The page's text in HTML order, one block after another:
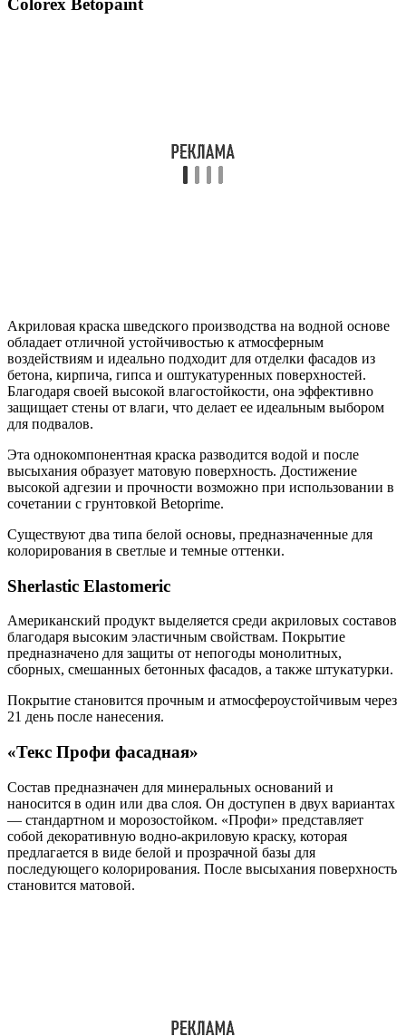
Colorex Betopaint
Акриловая краска шведского производства на водной основе
обладает отличной устойчивостью к атмосферным
воздействиям и идеально подходит для отделки фасадов из
бетона, кирпича, гипса и оштукатуренных поверхностей.
Благодаря своей высокой влагостойкости, она эффективно
защищает стены от влаги, что делает ее идеальным выбором
для подвалов.
Эта однокомпонентная краска разводится водой и после
высыхания образует матовую поверхность. Достижение
высокой адгезии и прочности возможно при использовании в
сочетании с грунтовкой Betoprime.
Существуют два типа белой основы, предназначенные для
колорирования в светлые и темные оттенки.
Sherlastic Elastomeric
Американский продукт выделяется среди акриловых составов
благодаря высоким эластичным свойствам. Покрытие
предназначено для защиты от непогоды монолитных,
сборных, смешанных бетонных фасадов, а также штукатурки.
Покрытие становится прочным и атмосфероустойчивым через
21 день после нанесения.
«Текс Профи фасадная»
Состав предназначен для минеральных оснований и
наносится в один или два слоя. Он доступен в двух вариантах
— стандартном и морозостойком. «Профи» представляет
собой декоративную водно-акриловую краску, которая
предлагается в виде белой и прозрачной базы для
последующего колорирования. После высыхания поверхность
становится матовой.